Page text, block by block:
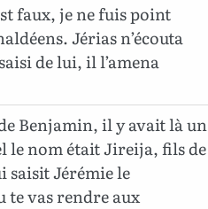
faux, je ne fuis point
Jérias n’écouta
de lui, il l’amena
Benjamin, il y avait là un
le nom était Jireija, fils de
saisit Jérémie le
te vas rendre aux